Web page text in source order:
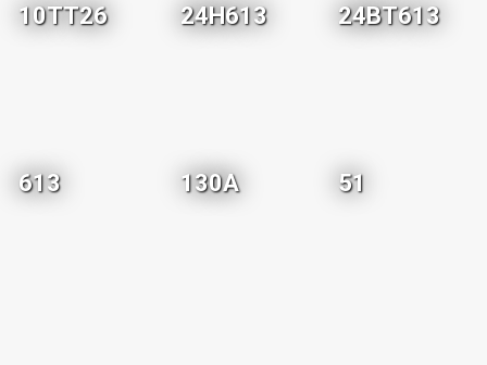
10TT26 24H613 24BT613
613 130A 51